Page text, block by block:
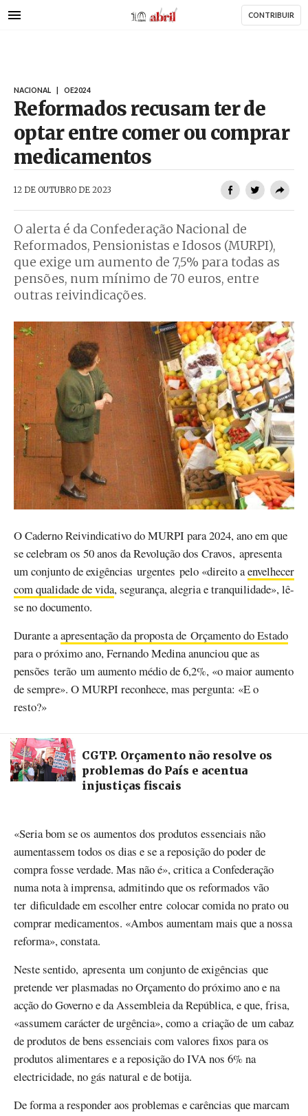
para
AbrilAbril CONTRIBUIR
NACIONAL OE2024
Reformados recusam ter de
optar entre comer ou comprar
medicamentos
12 DE OUTUBRO DE 2023
O alerta é da Confederação Nacional de
Reformados, Pensionistas e Idosos (MURPI),
que exige um aumento de 7,5% para todas as
pensões, num mínimo de 70 euros, entre
outras reivindicações.
O Caderno Reivindicativo do MURPI para 2024, ano em que
se celebram os 50 anos da Revolução dos Cravos, apresenta
um conjunto de exigências urgentes pelo «direito aenvelhecer
com qualidade de vida, segurança, alegria e tranquilidade», lê-
se no documento.
Durante aapresentação da proposta de Orçamento do Estado
para o próximo ano, Fernando Medina anunciou que as
pensões terão um aumento médio de 6,2%, «o maior aumento
de sempre». O MURPI reconhece, mas pergunta: «E o
resto?»
CGTP. Orçamento não resolve os
problemas do País e acentua
injustiças fiscais
«Seria bom se os aumentos dos produtos essenciais não
aumentassem todos os dias e se a reposição do poder de
compra fosse verdade. Mas não é», critica a Confederação
numa nota à imprensa, admitindo que os reformados vão
ter dificuldade em escolher entre colocar comida no prato ou
comprar medicamentos. «Ambos aumentam mais que a nossa
reforma», constata.
Neste sentido, apresenta um conjunto de exigências que
pretende ver plasmadas no Orçamento do próximo ano e na
acção do Governo e da Assembleia da República, e que, frisa,
«assumem carácter de urgência», como a criação de um cabaz
de produtos de bens essenciais com valores fixos para os
produtos alimentares e a reposição do IVA nos 6% na
electricidade, no gás natural e de botija.
De forma a responder aos problemas e carências que marcam